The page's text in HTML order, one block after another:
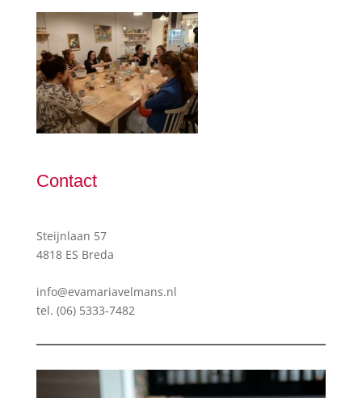
Contact
Steijnlaan 57
4818 ES Breda
info@evamariavelmans.nl
tel. (06) 5333-7482